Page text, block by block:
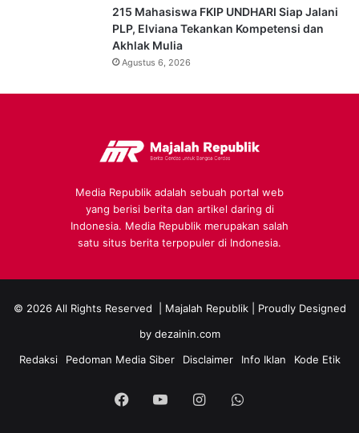
215 Mahasiswa FKIP UNDHARI Siap Jalani
PLP, Elviana Tekankan Kompetensi dan
Akhlak Mulia
Agustus 6, 2026
Media Republik adalah sebuah portal web
yang berisi berita dan artikel daring di
Indonesia. Media Republik merupakan salah
satu situs berita terpopuler di Indonesia.
© 2026 All Rights Reserved | Majalah Republik| Proudly Designed
by dezainin.com
Redaksi
Pedoman Media Siber Disclaimer Info Iklan Kode Etik
Facebook
YouTubeInstagramWhatsApp